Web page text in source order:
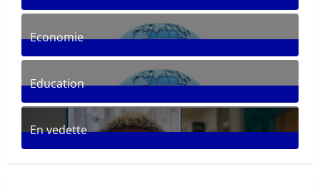
287Posts
Economie
30Posts
Education
33Posts
En vedette